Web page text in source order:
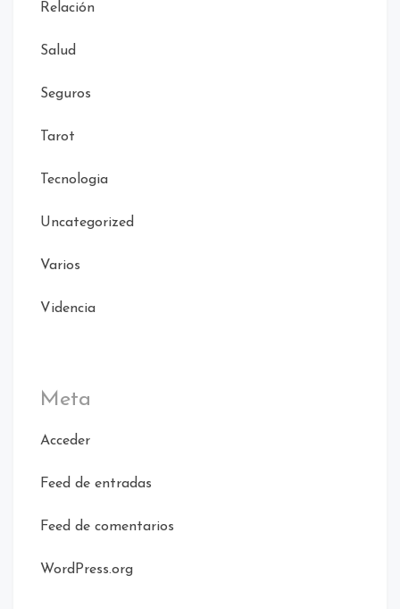
Relación
Salud
Seguros
Tarot
Tecnologia
Uncategorized
Varios
Videncia
Meta
Acceder
Feed de entradas
Feed de comentarios
WordPress.org